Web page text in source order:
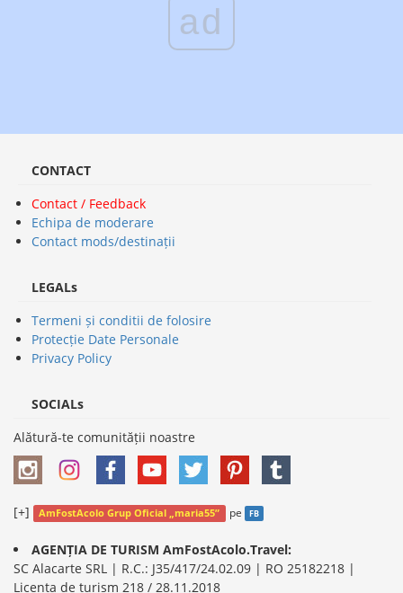
ad
CONTACT
Contact / Feedback
Echipa de moderare
Contact mods/destinații
LEGALs
Termeni și conditii de folosire
Protecție Date Personale
Privacy Policy
SOCIALs
Alătură-te comunității noastre
[+] AmFostAcolo Grup Oficial „maria55” pe FB
AGENȚIA DE TURISM AmFostAcolo.Travel:
SC Alacarte SRL | R.C.: J35/417/24.02.09 | RO 25182218 |
Licența de turism 218 / 28.11.2018